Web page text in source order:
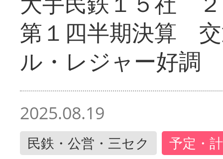
第１四半期決算
ル・レジャー好調
2025.08.19
民鉄・公営・三セク 予定・